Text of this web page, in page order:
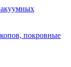
покровные